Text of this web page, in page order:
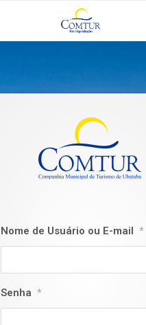
Nome de Usuário ou E-mail *
Senha *